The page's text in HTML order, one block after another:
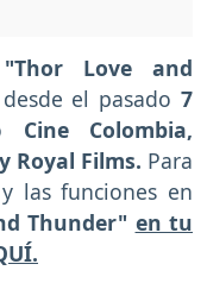
"Thor Love and
desde el pasado7
Cine Colombia,
Royal Films. Para
las funciones en
Thunder" en tu